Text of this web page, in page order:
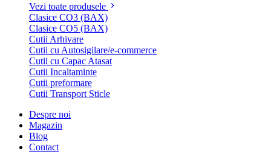
Vezi toate produsele
Clasice CO3 (BAX)
Clasice CO5 (BAX)
Cutii Arhivare
Cutii cu Autosigilare/e-commerce
Cutii cu Capac Atasat
Cutii Incaltaminte
Cutii preformare
Cutii Transport Sticle
Despre noi
Magazin
Blog
Contact